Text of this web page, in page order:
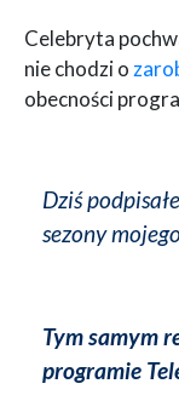
Celebryta
nie chodzi o
obecności
Dziś
sezony
Tym samym
programie